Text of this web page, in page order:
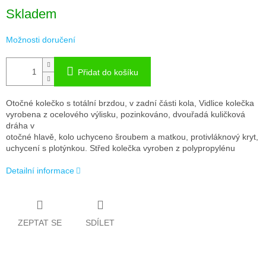
cena:
Skladem
Možnosti doručení
Přidat do košíku
Otočné kolečko s totální brzdou, v zadní části kola, Vidlice kolečka
vyrobena z ocelového výlisku, pozinkováno, dvouřadá kuličková
dráha v
otočné hlavě, kolo uchyceno šroubem a matkou, protivláknový kryt,
uchycení s plotýnkou. Střed kolečka vyroben z polypropylénu
Detailní informace
ZEPTAT SE SDÍLET